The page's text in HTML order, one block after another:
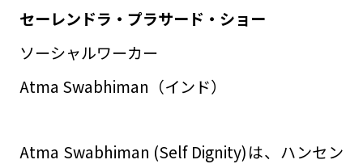
セーレンドラ・プラサード・ショー
ソーシャルワーカー
Atma Swabhiman（インド）
Atma Swabhiman (Self Dignity)は、ハンセン